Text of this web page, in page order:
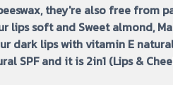
they're also free from
lips soft and Sweet almond,
lips with vitamin E
SPF and it is 2in1 (Lips &